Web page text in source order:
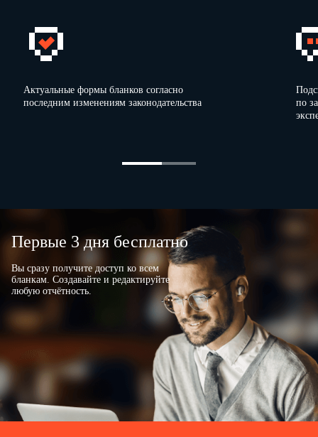
Актуальные формы бланков согласно
последним изменениям законодательства
по
Первые 3 дня бесплатно
Вы сразу получите доступ ко всем
бланкам. Создавайте и редактируйте
любую отчётность.